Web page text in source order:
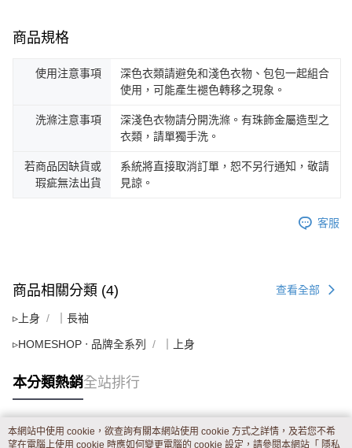
商品規格
使用注意事項
深色衣類請避免和淺色衣物、包包一起組合
使用，可能產生褪色轉移之現象。
洗滌注意事項
深淺色衣物請分開洗滌。有珠飾金屬造型之
衣類，請單獨手洗。
若商品因缺貨或
瑕疵無法出貨
系統將直接取消訂單，恕不另行通知，敬請
見諒。
客服
商品相關分類 (4) 查看全部
▹上身 ｜長袖
▹HOMESHOP ‧ 品牌全系列 ｜上身
本分類熱銷全站排行
熱門標籤
本網站中使用 cookie，欲查詢有關本網站使用 cookie 方式之詳情，及若您不希
望在電腦上使用 cookie 時應如何變更電腦的 cookie 設定，請參閱本網站「 隱私